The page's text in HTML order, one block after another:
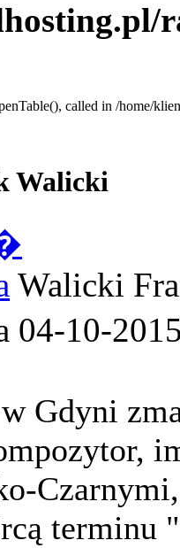
called in /home/
Walicki
Walicki
10-
Gdyni
terminu